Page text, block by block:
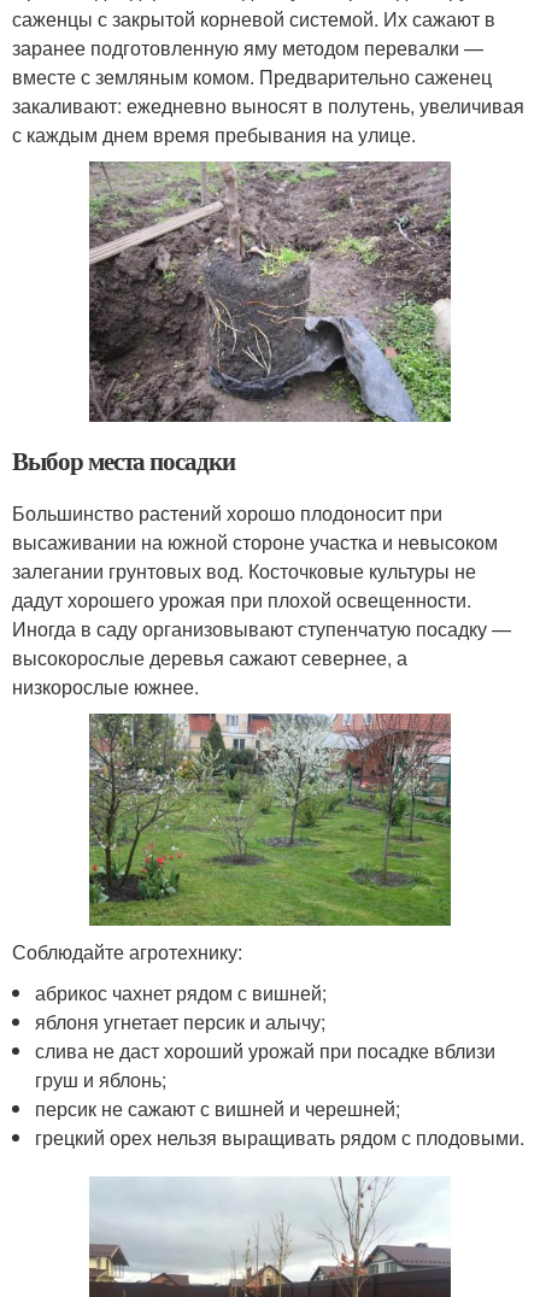
саженцы с закрытой корневой системой. Их сажают в
заранее подготовленную яму методом перевалки —
вместе с земляным комом. Предварительно саженец
закаливают: ежедневно выносят в полутень, увеличивая
с каждым днем время пребывания на улице.
Выбор места посадки
Большинство растений хорошо плодоносит при
высаживании на южной стороне участка и невысоком
залегании грунтовых вод. Косточковые культуры не
дадут хорошего урожая при плохой освещенности.
Иногда в саду организовывают ступенчатую посадку —
высокорослые деревья сажают севернее, а
низкорослые южнее.
Соблюдайте агротехнику:
абрикос чахнет рядом с вишней;
яблоня угнетает персик и алычу;
слива не даст хороший урожай при посадке вблизи
груш и яблонь;
персик не сажают с вишней и черешней;
грецкий орех нельзя выращивать рядом с плодовыми.